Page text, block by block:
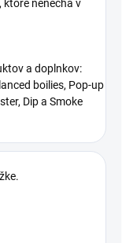
ktoré nenechá v
a doplnkov:
boilies, Pop-up
Dip a Smoke